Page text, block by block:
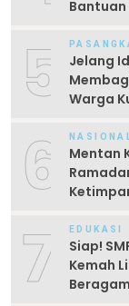
5
Jelang
Warga
6 NASIONAL
Mentan
7 EDUKASI
Siap!
Kemah